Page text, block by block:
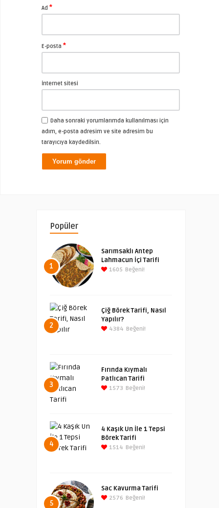
Ad *
E-posta *
İnternet sitesi
Daha sonraki yorumlarımda kullanılması için
adım, e-posta adresim ve site adresim bu
tarayıcıya kaydedilsin.
Popüler
1
Sarımsaklı Antep
Lahmacun İçi Tarifi
1605 Beğeni!
2
Çiğ Börek Tarifi, Nasıl
Yapılır?
4384 Beğeni!
3
Fırında Kıymalı
Patlıcan Tarifi
1573 Beğeni!
4
4 Kaşık Un İle 1 Tepsi
Börek Tarifi
1514 Beğeni!
5
Sac Kavurma Tarifi
2576 Beğeni!